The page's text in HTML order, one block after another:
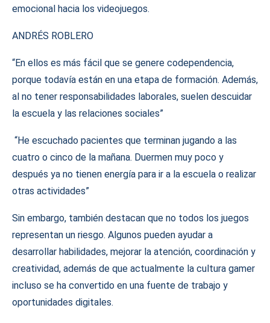
emocional hacia los videojuegos.
ANDRÉS ROBLERO
“En ellos es más fácil que se genere codependencia,
porque todavía están en una etapa de formación. Además,
al no tener responsabilidades laborales, suelen descuidar
la escuela y las relaciones sociales”
“He escuchado pacientes que terminan jugando a las
cuatro o cinco de la mañana. Duermen muy poco y
después ya no tienen energía para ir a la escuela o realizar
otras actividades”
Sin embargo, también destacan que no todos los juegos
representan un riesgo. Algunos pueden ayudar a
desarrollar habilidades, mejorar la atención, coordinación y
creatividad, además de que actualmente la cultura gamer
incluso se ha convertido en una fuente de trabajo y
oportunidades digitales.